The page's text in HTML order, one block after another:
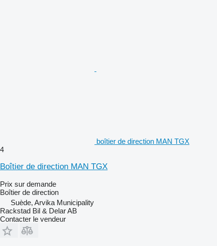
boîtier de direction MAN TGX
4
Boîtier de direction MAN TGX
Prix sur demande
Boîtier de direction
Suède, Arvika Municipality
Rackstad Bil & Delar AB
Contacter le vendeur